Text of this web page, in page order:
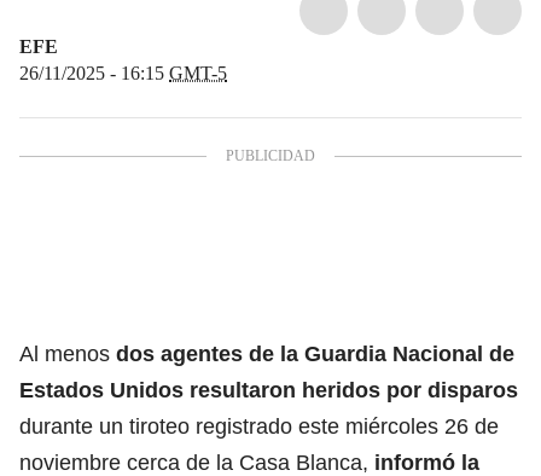
EFE
26/11/2025 - 16:15 GMT-5
Al menos dos agentes de la Guardia Nacional de
Estados Unidos resultaron heridos por disparos
durante un tiroteo registrado este miércoles 26 de
noviembre cerca de la Casa Blanca, informó la